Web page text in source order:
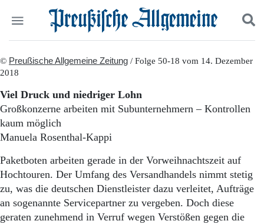
Politik
Panorama
Gesellschaft
Geschichte
Pommern
Berlin-Brandenburg
Schlesien
Danzig und Westpreußen
Bücher
Suchen und finden
© Preußische Allgemeine Zeitung / Folge 50-18 vom 14. Dezember
2018
Viel Druck und niedriger Lohn
Großkonzerne arbeiten mit Subunternehmern – Kontrollen
kaum möglich
Manuela Rosenthal-Kappi
Paketboten arbeiten gerade in der Vorweihnachtszeit auf
Hochtouren. Der Umfang des Versandhandels nimmt stetig
zu, was die deutschen Dienstleister dazu verleitet, Aufträge
an sogenannte Servicepartner zu vergeben. Doch diese
geraten zunehmend in Verruf wegen Verstößen gegen die